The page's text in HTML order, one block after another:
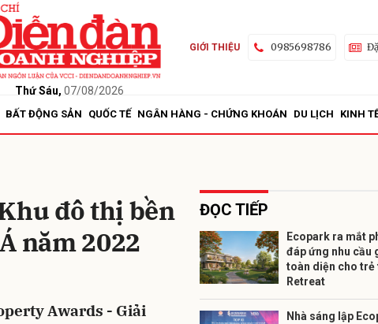
Thứ Sáu, 07/08/2026
GIỚI THIỆU 0985698786
BẤT ĐỘNG SẢN QUỐC TẾ NGÂN HÀNG - CHỨNG KHOÁN DU LỊCH KINH
đô thị bền
năm 2022
Awards - Giải
ĐỌC TIẾP
Ecopark ra mắt
đáp ứng nhu cầu
toàn diện cho trẻ
Retreat
Nhà sáng lập
Gửi